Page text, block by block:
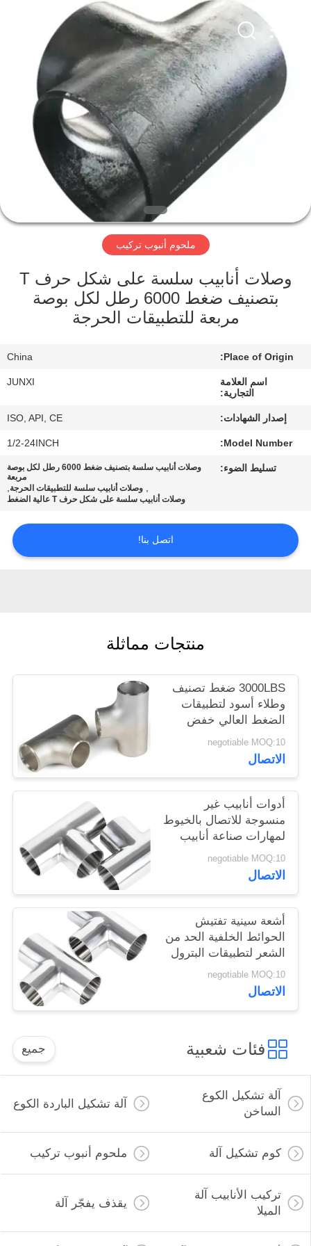
منزل،
بيت
الواقع
معلومات
المعمل
مراقبة
الجودة
بنا
خريطة
الموقع
PRIVACY
POLICY
Developed
ملحوم أنبوب تركيب
وصلات أنابيب سلسة على شكل حرف T
بتصنيف ضغط 6000 رطل لكل بوصة
مربعة للتطبيقات الحرجة
Place of Origin:
China
اسم العلامة
التجارية:
JUNXI
إصدار الشهادات: ISO, API, CE
Model Number:
1/2-24INCH
تسليط الضوء:
وصلات أنابيب سلسة بتصنيف ضغط 6000 رطل لكل بوصة
مربعة
, وصلات أنابيب سلسة للتطبيقات الحرجة,
وصلات أنابيب سلسة على شكل حرف T عالية الضغط
اتصل بنا!
منتجات مماثلة
3000LBS ضغط تصنيف
وطلاء أسود لتطبيقات
الضغط العالي خفض
متساوية Tee
negotiable MOQ:10
الاتصال
أدوات أنابيب غير
منسوجة للاتصال بالخيوط
لمهارات صناعة أنابيب
النحاس
negotiable MOQ:10
الاتصال
أشعة سينية تفتيش
الحوائط الخلفية الحد من
الشعر لتطبيقات البترول
في المصافي
negotiable MOQ:10
الاتصال
فئات شعبية جميع
آلة تشكيل الكوع
الساخن
آلة تشكيل الباردة الكوع
كوم تشكيل آلة ملحوم أنبوب تركيب
تركيب الأنابيب آلة
الميلا
يقذف يفجّر آلة